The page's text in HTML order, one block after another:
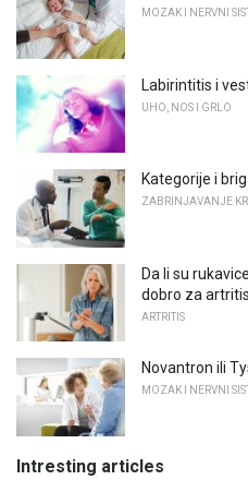
MOZAK I NERVNI
Labirintitis i
UHO, NOS I GRLO
Kategorije i
ZABRINJAVANJE
Da li su
dobro za
ARTRITIS
Novantron ili
MOZAK I NERVNI
Intresting articles